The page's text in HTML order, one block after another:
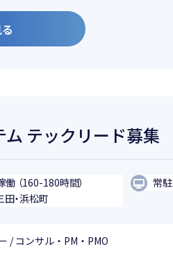
ム テックリード募集
（160-180時間）
常駐
田・浜松町
/ コンサル・PM・PMO